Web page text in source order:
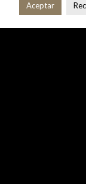
Aceptar